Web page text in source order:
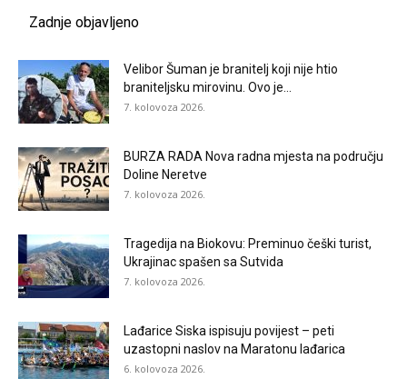
Zadnje objavljeno
Velibor Šuman je branitelj koji nije htio
braniteljsku mirovinu. Ovo je...
7. kolovoza 2026.
BURZA RADA Nova radna mjesta na području
Doline Neretve
7. kolovoza 2026.
Tragedija na Biokovu: Preminuo češki turist,
Ukrajinac spašen sa Sutvida
7. kolovoza 2026.
Lađarice Siska ispisuju povijest – peti
uzastopni naslov na Maratonu lađarica
6. kolovoza 2026.